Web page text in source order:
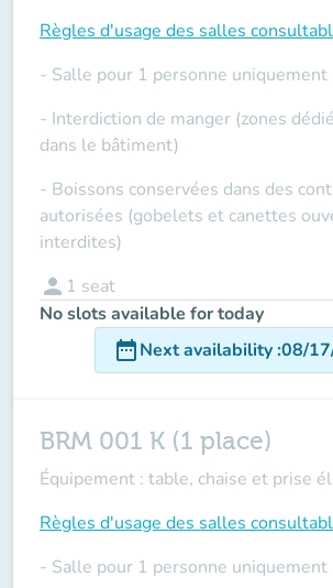
Règles d'usage des salles
- Salle pour 1 personne uniquement
- Interdiction de manger (zones
dans le bâtiment)
- Boissons conservées dans des
autorisées (gobelets et canettes
interdites)
person 1 seat
No slots available for today
date_rangeNext availability:08/
BRM 001 K (1 place)
Équipement : table, chaise et prise
Règles d'usage des salles
- Salle pour 1 personne uniquement